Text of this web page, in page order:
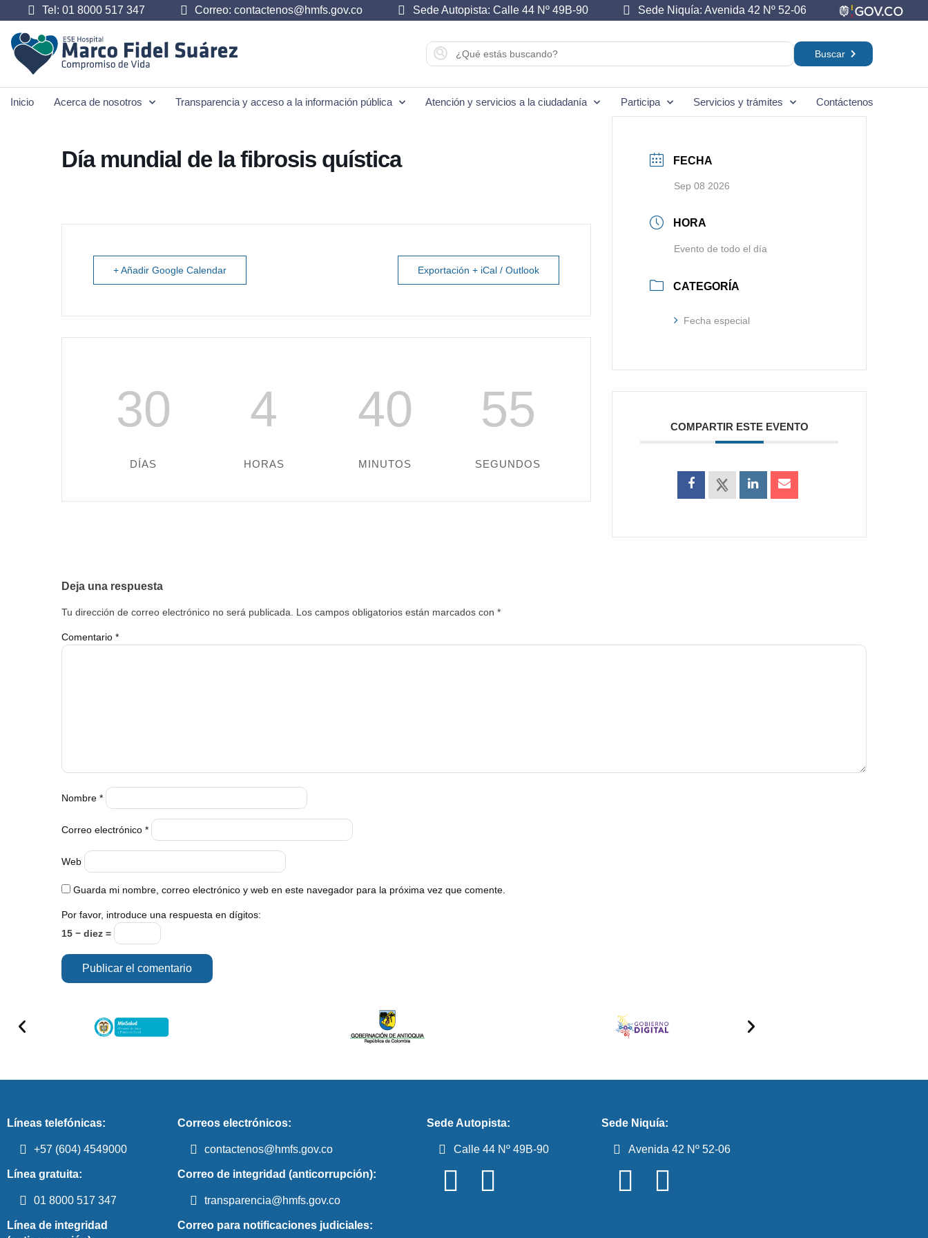
Tel: 01 8000 517 347 Correo: contactenos@hmfs.gov.co Sede Autopista: Calle 44 Nº 49B-90 Sede Niquía: Avenida 42 Nº 52-06
Inicio Acerca de nosotros Transparencia y acceso a la información pública Atención y servicios a la ciudadanía Participa Servicios y trámites Contáctenos
Día mundial de la fibrosis quística
+ Añadir Google Calendar Exportación + iCal / Outlook
30
DÍAS
4
HORAS
40
MINUTOS
54
SEGUNDOS
FECHA
Sep 08 2026
HORA
Evento de todo el día
CATEGORÍA
Fecha especial
COMPARTIR ESTE EVENTO
Deja una respuesta
Tu dirección de correo electrónico no será publicada. Los campos obligatorios están marcados con *
Comentario *
Nombre *
Correo electrónico *
Web
Guarda mi nombre, correo electrónico y web en este navegador para la próxima vez que comente.
Por favor, introduce una respuesta en dígitos:
15 − diez =
Líneas telefónicas:
+57 (604) 4549000
Línea gratuita:
01 8000 517 347
Línea de integridad
Correos electrónicos:
contactenos@hmfs.gov.co
Correo de integridad (anticorrupción):
transparencia@hmfs.gov.co
Correo para notificaciones judiciales:
Sede Autopista:
Calle 44 Nº 49B-90
Sede Niquía:
Avenida 42 Nº 52-06